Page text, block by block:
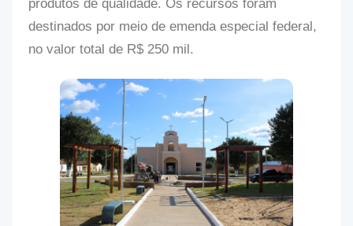
produtos de qualidade. Os recursos foram
destinados por meio de emenda especial federal,
no valor total de R$ 250 mil.